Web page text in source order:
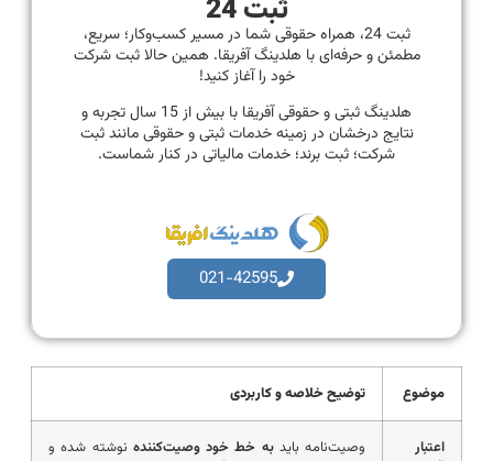
ثبت 24
ثبت 24، همراه حقوقی شما در مسیر کسب‌وکار؛ سریع،
مطمئن و حرفه‌ای با هلدینگ آفریقا. همین حالا ثبت شرکت
خود را آغاز کنید!
هلدینگ ثبتی و حقوقی آفریقا با بیش از 15 سال تجربه و
نتایج درخشان در زمینه خدمات ثبتی و حقوقی مانند ثبت
شرکت؛ ثبت برند؛ خدمات مالیاتی در کنار شماست.
021-42595
موضوع توضیح خلاصه و کاربردی
اعتبار
وصیت‌نامه بایدبه خط خود وصیت‌کنندهنوشته شده و